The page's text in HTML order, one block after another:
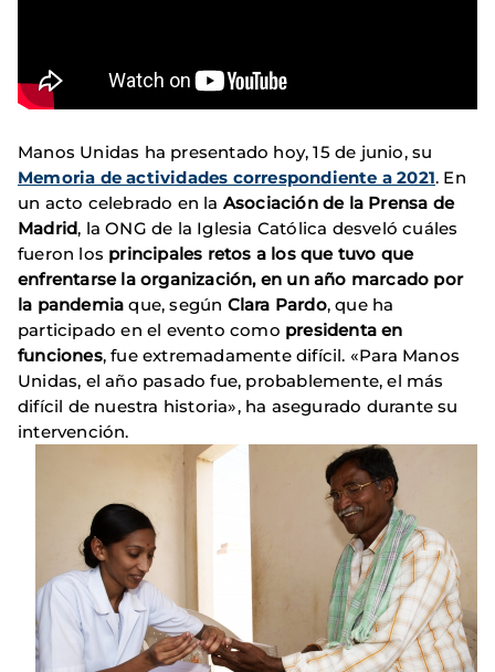
Manos Unidas ha presentado hoy, 15 de junio, su
Memoria de actividades correspondiente a 2021. En
un acto celebrado en la Asociación de la Prensa de
Madrid, la ONG de la Iglesia Católica desveló cuáles
fueron los principales retos a los que tuvo que
enfrentarse la organización, en un año marcado por
la pandemia que, según Clara Pardo, que ha
participado en el evento como presidenta en
funciones, fue extremadamente difícil. «Para Manos
Unidas, el año pasado fue, probablemente, el más
difícil de nuestra historia», ha asegurado durante su
intervención.